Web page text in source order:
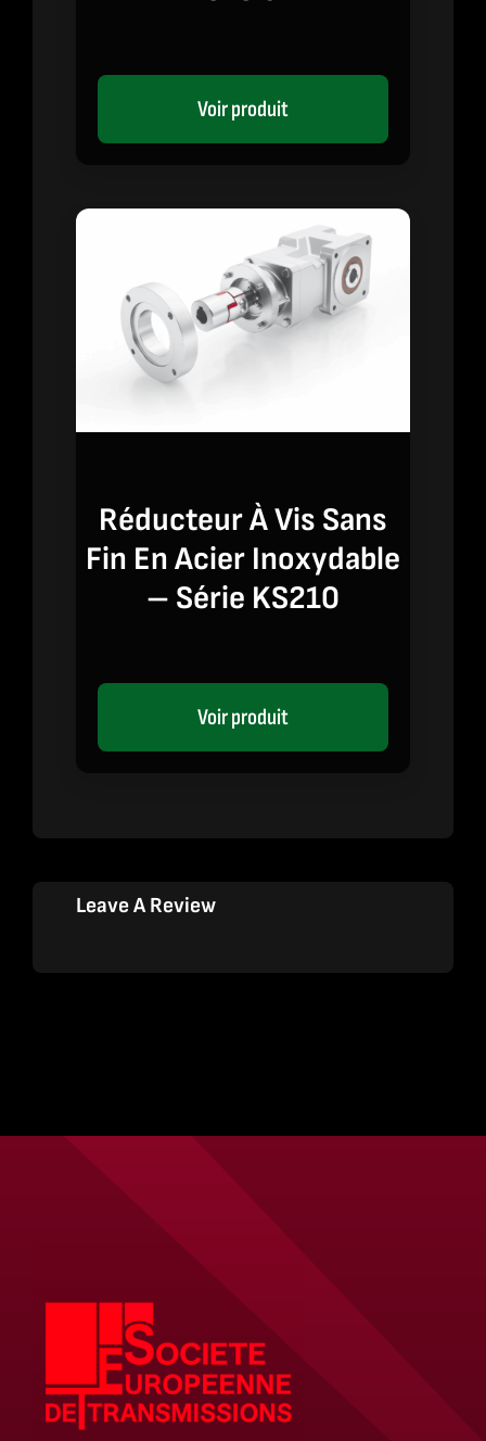
Voir produit
Réducteur À Vis Sans
Fin En Acier Inoxydable
– Série KS210
Voir produit
Leave A Review